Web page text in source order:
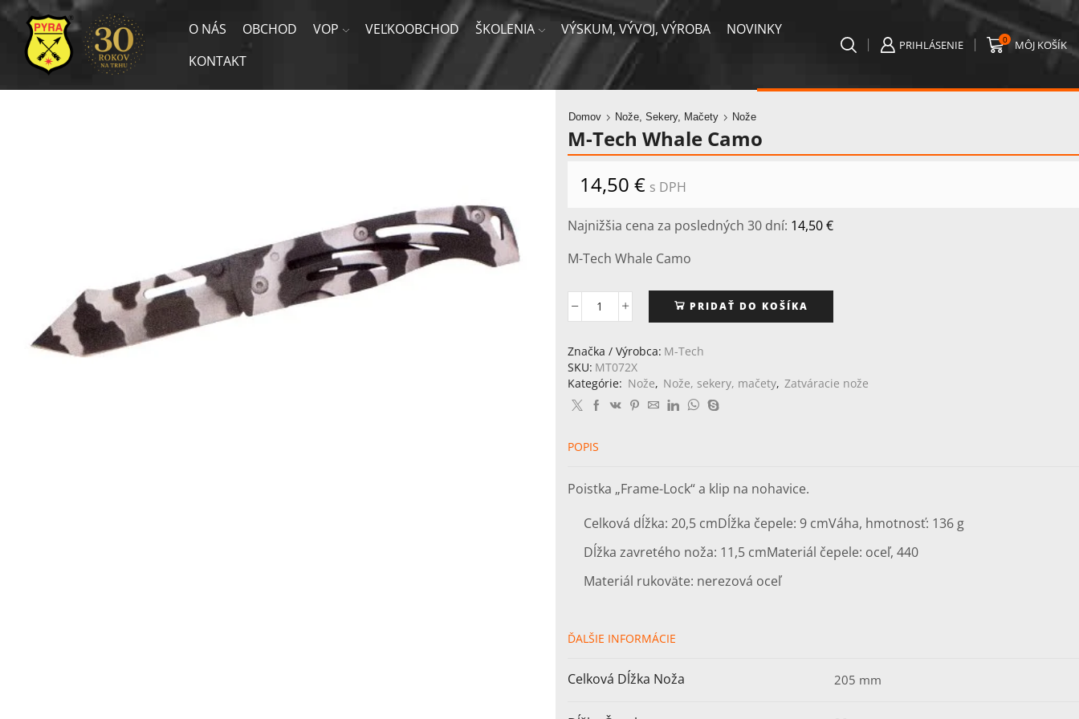
O NÁS OBCHOD VOP VEĽKOOBCHOD ŠKOLENIA VÝSKUM, VÝVOJ, VÝROBA
NOVINKY
KONTAKT
PRIHLÁSENIE 0 MÔJ KOŠÍK
Domov Nože, Sekery, Mačety Nože
M-Tech Whale Camo
14,50 € s DPH
Najnižšia cena za posledných 30 dní: 14,50€
M-Tech Whale Camo
množstvo
Tech
Whale
Camo
PRIDAŤ DO KOŠÍKA
Značka / Výrobca: M-Tech
SKU: MT072X
Kategórie: Nože, Nože, sekery, mačety, Zatváracie nože
POPIS
Poistka „Frame-Lock“ a klip na nohavice.
Celková dĺžka: 20,5 cmDĺžka čepele: 9 cmVáha, hmotnosť: 136 g
Dĺžka zavretého noža: 11,5 cmMateriál čepele: oceľ, 440
Materiál rukoväte: nerezová oceľ
ĎALŠIE INFORMÁCIE
Celková Dĺžka Noža 205 mm